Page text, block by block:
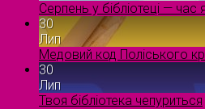
Серпень у бібліотеці — час
30
Лип
Медовий код Поліського
30
Лип
Твоя бібліотека чепуриться